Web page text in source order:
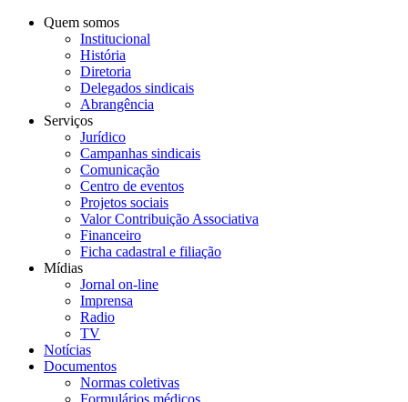
Quem somos
Institucional
História
Diretoria
Delegados sindicais
Abrangência
Serviços
Jurídico
Campanhas sindicais
Comunicação
Centro de eventos
Projetos sociais
Valor Contribuição Associativa
Financeiro
Ficha cadastral e filiação
Mídias
Jornal on-line
Imprensa
Radio
TV
Notícias
Documentos
Normas coletivas
Formulários médicos